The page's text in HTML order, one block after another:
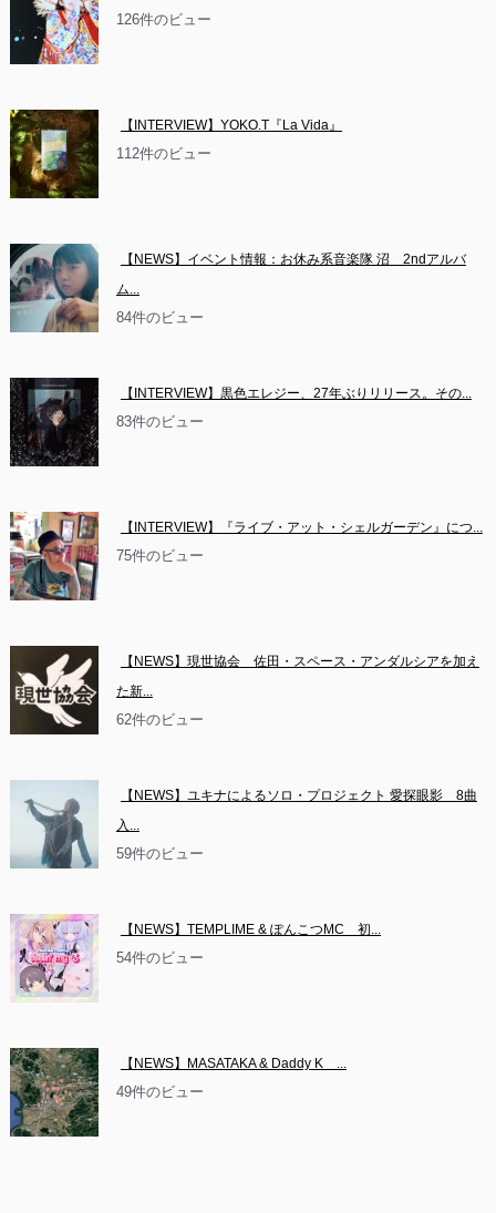
126件のビュー
【INTERVIEW】YOKO.T『La Vida』
112件のビュー
【NEWS】イベント情報：お休み系音楽隊 沼　2ndアルバ
ム...
84件のビュー
【INTERVIEW】黒色エレジー、27年ぶりリリース。その...
83件のビュー
【INTERVIEW】『ライブ・アット・シェルガーデン』につ...
75件のビュー
【NEWS】現世協会　佐田・スペース・アンダルシアを加え
た新...
62件のビュー
【NEWS】ユキナによるソロ・プロジェクト 愛探眼影　8曲
入...
59件のビュー
【NEWS】TEMPLIME & ぽんこつMC　初...
54件のビュー
【NEWS】MASATAKA & Daddy K　...
49件のビュー